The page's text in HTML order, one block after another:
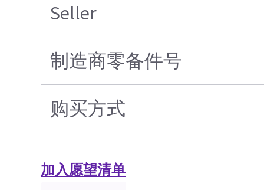
Seller
制造商零备件号
购买方式
加入愿望清单